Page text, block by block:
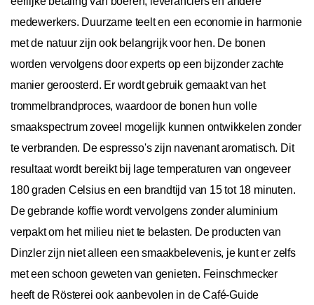
medewerkers. Duurzame teelt en een economie in harmonie
met de natuur zijn ook belangrijk voor hen. De bonen
worden vervolgens door experts op een bijzonder zachte
manier geroosterd. Er wordt gebruik gemaakt van het
trommelbrandproces, waardoor de bonen hun volle
smaakspectrum zoveel mogelijk kunnen ontwikkelen zonder
te verbranden. De espresso's zijn navenant aromatisch. Dit
resultaat wordt bereikt bij lage temperaturen van ongeveer
180 graden Celsius en een brandtijd van 15 tot 18 minuten.
De gebrande koffie wordt vervolgens zonder aluminium
verpakt om het milieu niet te belasten. De producten van
Dinzler zijn niet alleen een smaakbelevenis, je kunt er zelfs
met een schoon geweten van genieten. Feinschmecker
heeft de Rösterei ook aanbevolen in de Café-Guide